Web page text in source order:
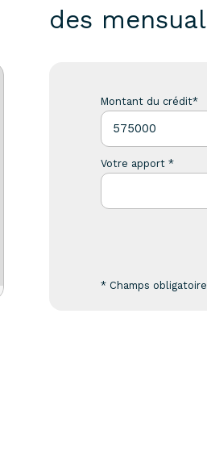
des
Montant du crédit*
Votre apport *
* Champs